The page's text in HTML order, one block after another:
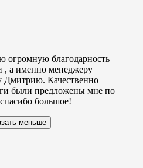
благодарность
, а именно менеджеру
Дмитрию. Качественно
были предложены мне по
большое!
меньше